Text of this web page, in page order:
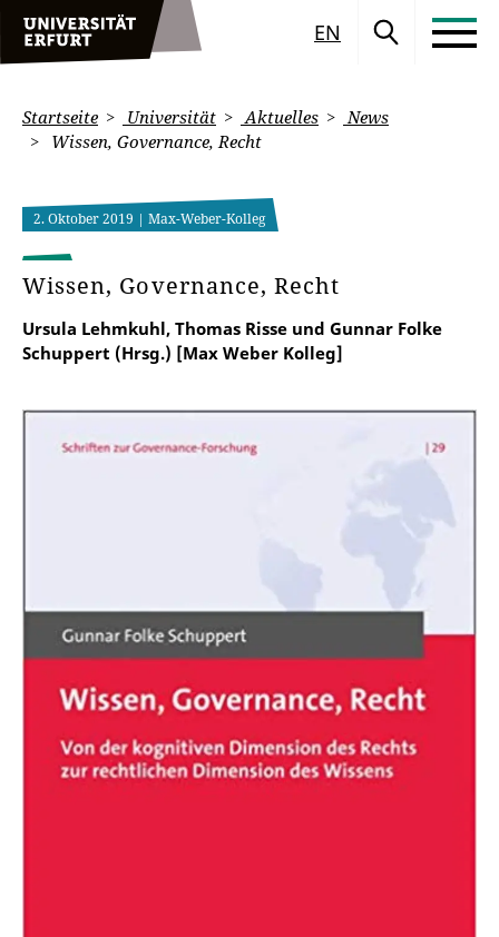
EN
Startseite Universität Aktuelles
News
Wissen, Governance, Recht
2. Oktober 2019 | Max-Weber-Kolleg
Wissen, Governance, Recht
Ursula Lehmkuhl, Thomas Risse und Gunnar Folke
Schuppert (Hrsg.) [Max Weber Kolleg]